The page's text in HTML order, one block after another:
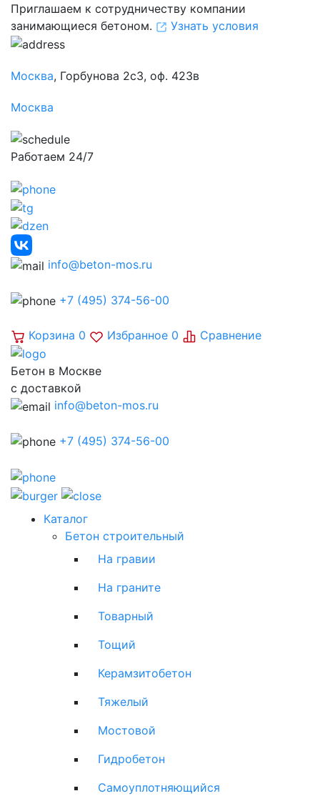
Приглашаем к сотрудничеству компании
занимающиеся бетоном.
Узнать условия
Москва, Горбунова 2с3, оф. 423в
Москва
Работаем 24/7
info@beton-mos.ru
+7 (495) 374-56-00
Корзина 0 Избранное 0 Сравнение
Бетон в Москве
с доставкой
info@beton-mos.ru
+7 (495) 374-56-00
Каталог
Бетон строительный
На гравии
На граните
Товарный
Тощий
Керамзитобетон
Тяжелый
Мостовой
Гидробетон
Самоуплотняющийся